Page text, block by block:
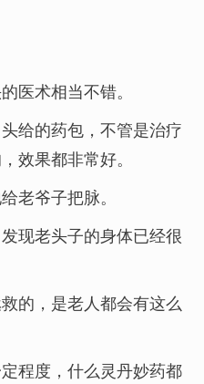
医术相当不错。
给的药包，不管是治疗
效果都非常好。
老爷子把脉。
现老头子的身体已经很
的，是老人都会有这么
程度，什么灵丹妙药都